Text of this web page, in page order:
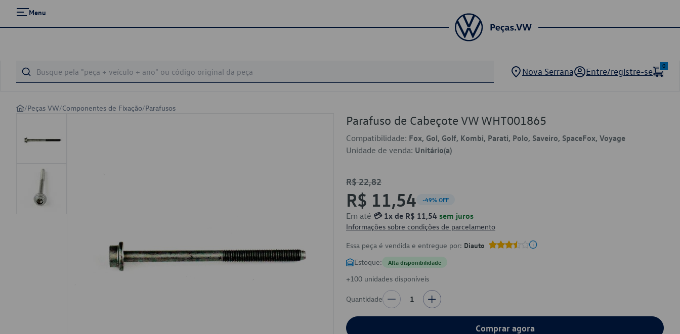
Menu
Nova Serrana Entre/registre-se
0
/Peças VW/Componentes de Fixação/Parafusos
Parafuso de Cabeçote VW WHT001865
Compatibilidade: Fox, Gol, Golf, Kombi, Parati, Polo, Saveiro, SpaceFox, Voyage
Unidade de venda: Unitário(a)
R$ 22,82
R$ 11,54 -49% OFF
Em até 💳 1x de R$ 11,54 sem juros
Informações sobre condições de parcelamento
Essa peça é vendida e entregue por: Diauto
Estoque: Alta disponibilidade
+100 unidades disponíveis
Quantidade 1
Comprar agora